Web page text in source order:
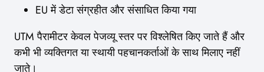
EU में डेटा संग्रहीत और संसाधित किया गया
UTM पैरामीटर केवल पेजव्यू स्तर पर विश्लेषित किए जाते हैं और
कभी भी व्यक्तिगत या स्थायी पहचानकर्ताओं के साथ मिलाए नहीं
जाते।